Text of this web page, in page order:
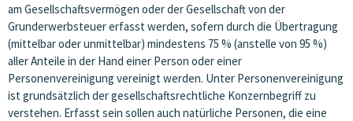
am Gesellschaftsvermögen oder der Gesellschaft von der
Grunderwerbsteuer erfasst werden, sofern durch die Übertragung
(mittelbar oder unmittelbar) mindestens 75 % (anstelle von 95 %)
aller Anteile in der Hand einer Person oder einer
Personenvereinigung vereinigt werden. Unter Personenvereinigung
ist grundsätzlich der gesellschaftsrechtliche Konzernbegriff zu
verstehen. Erfasst sein sollen auch natürliche Personen, die eine